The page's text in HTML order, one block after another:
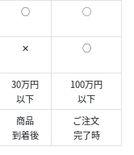
○ ◯
✕ ○
30万円
以下
100万円
以下
商品
到着後
ご注文
完了時